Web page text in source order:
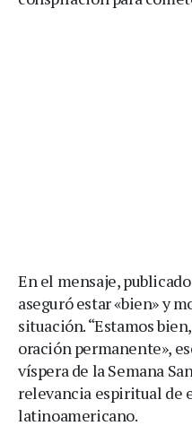
En el mensaje,
aseguró estar «bien» y
situación. “Estamos
oración permanente»,
víspera de la Semana
relevancia espiritual de
latinoamericano.